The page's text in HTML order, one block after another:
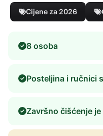
Cijene za 2026
8 osoba
Posteljina i ručnici
Završno čišćenje